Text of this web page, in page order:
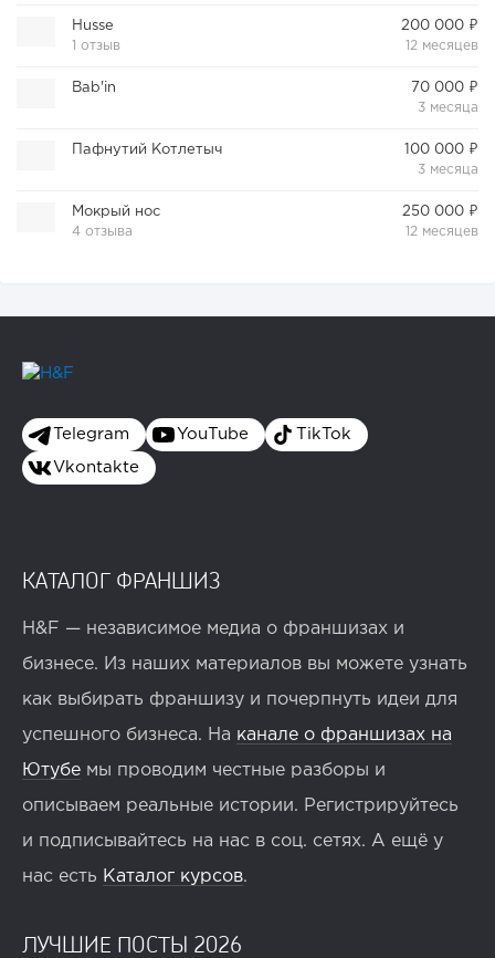
Husse
1 отзыв
200 000 ₽
12 месяцев
Bab'in
70 000 ₽
3 месяца
Пафнутий Котлетыч
100 000 ₽
3 месяца
Мокрый нос
4 отзыва
250 000 ₽
12 месяцев
Telegram YouTube TikTok
Vkontakte
КАТАЛОГ ФРАНШИЗ
H&F — независимое медиа о франшизах и
бизнесе. Из наших материалов вы можете узнать
как выбирать франшизу и почерпнуть идеи для
успешного бизнеса. На канале о франшизах на
Ютубе мы проводим честные разборы и
описываем реальные истории. Регистрируйтесь
и подписывайтесь на нас в соц. сетях. А ещё у
нас есть Каталог курсов.
ЛУЧШИЕ ПОСТЫ 2026